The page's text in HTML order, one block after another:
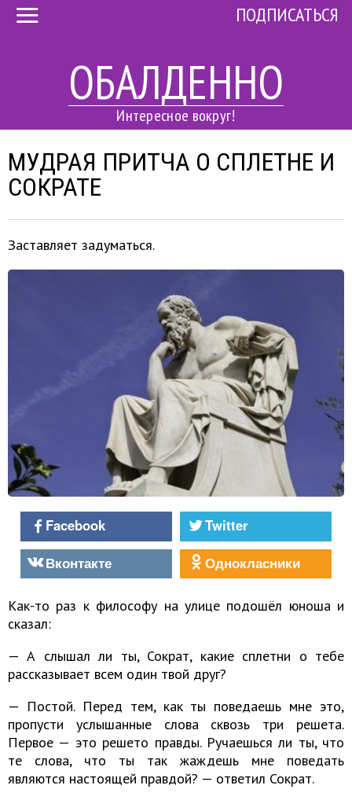
ОБАЛДЕННО
Интересное вокруг!
ПОДПИСАТЬСЯ
МУДРАЯ ПРИТЧА О СПЛЕТНЕ И
СОКРАТЕ
Заставляет задуматься.
Facebook
Twitter
Вконтакте
Однокласники
Как-то раз к философу на улице подошёл юноша и
сказал:
— А слышал ли ты, Сократ, какие сплетни о тебе
рассказывает всем один твой друг?
— Постой. Перед тем, как ты поведаешь мне это,
пропусти услышанные слова сквозь три решета.
Первое — это решето правды. Ручаешься ли ты, что
те слова, что ты так жаждешь мне поведать
являются настоящей правдой? — ответил Сократ.